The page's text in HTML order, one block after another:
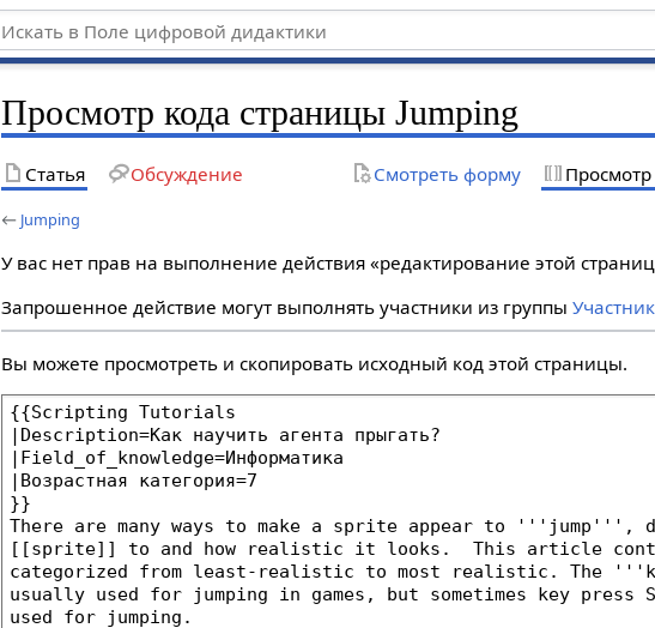
Просмотр кода страницы Jumping
Статья Обсуждение Смотреть форму Просмотр
← Jumping
У вас нет прав на выполнение действия «редактирование этой
Запрошенное действие могут выполнять участники из группы
Вы можете просмотреть и скопировать исходный код этой страницы.